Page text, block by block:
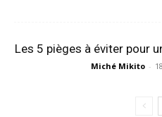
Les 5 pièges à éviter pour
Miché Mikito -